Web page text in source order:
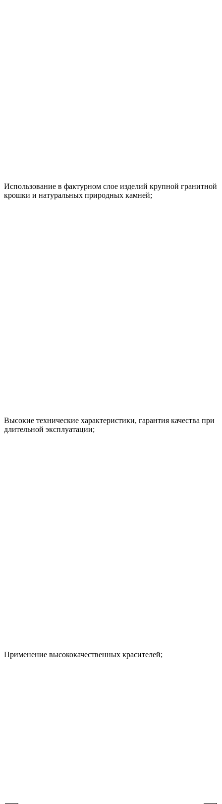
Использование в фактурном слое изделий крупной гранитной
крошки и натуральных природных камней;
Высокие технические характеристики, гарантия качества при
длительной эксплуатации;
Применение высококачественных красителей;